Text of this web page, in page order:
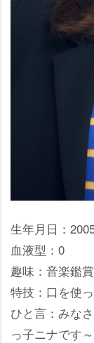
生年月日：
血液型：0
趣味：音楽鑑
特技：口を使
ひと言：みな
っ子ニナです